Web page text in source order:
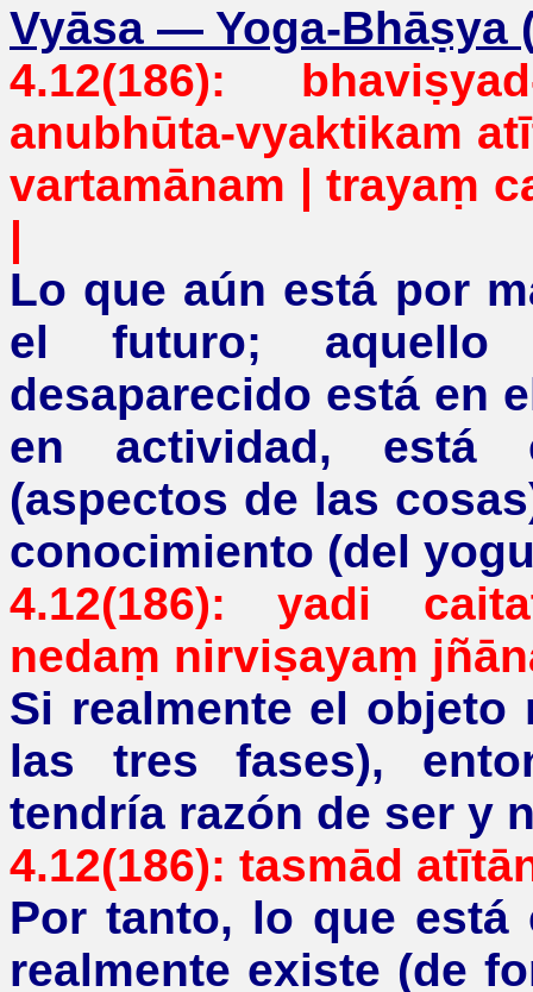
Vyāsa — Yoga-Bhāṣya
4.12(186):
anubhūta-vyaktikam
vartamānam | trayaṃ
|
Lo que aún está por
el futuro; aquello
desaparecido está en
en actividad, está
(aspectos de las
conocimiento (del
4.12(186):yadi
nedaṃ nirviṣayaṃ
Si realmente el objeto
las tres fases),
tendría razón de ser y
4.12(186): tasmād
Por tanto, lo que
realmente existe (de